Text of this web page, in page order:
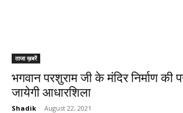
ताजा ख़बरें
भगवान परशुराम जी के मंदिर निर्माण की
जायेगी आधारशिला
Shadik - August 22, 2021